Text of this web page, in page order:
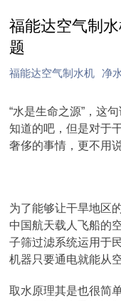
福能达空气制
题
福能达空气制水机 净
“水是生命之源”，这
知道的吧，但是对于
奢侈的事情，更不用
为了能够让干旱地区
中国航天载人飞船的
子筛过滤系统运用于
机器只要通电就能从
取水原理其是也很简